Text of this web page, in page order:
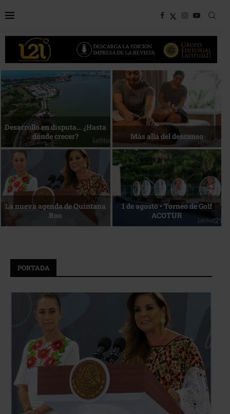
Bottega, un viaje servido a la
mesa
Energía que Impulsa la
competitividad
Reconocimiento de viajeros La esencia del servicio
PORTADA